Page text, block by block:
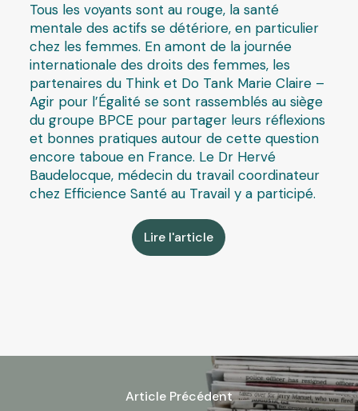
Tous les voyants sont au rouge, la santé
mentale des actifs se détériore, en particulier
chez les femmes. En amont de la journée
internationale des droits des femmes, les
partenaires du Think et Do Tank Marie Claire –
Agir pour l’Égalité se sont rassemblés au siège
du groupe BPCE pour partager leurs réflexions
et bonnes pratiques autour de cette question
encore taboue en France. Le Dr Hervé
Baudelocque, médecin du travail coordinateur
chez Efficience Santé au Travail y a participé.
Lire l'article
Article Précédent